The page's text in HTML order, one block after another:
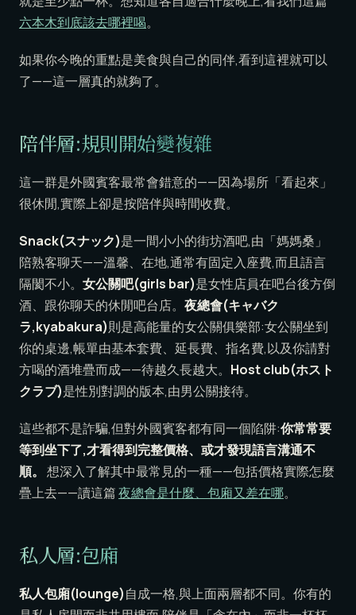
六本木到底該去哪裡喝。
如果你今晚的重點是美食與自己的同伴,看到這裡就可以
了——這一層真的就夠了。
陪伴層:規則開始變複雜
這一群是外國賓客最常會錯意的——因為場所「看起來」
很休閒,實際上卻是按陪伴與時間收費。
Snack(スナック)是一間小小的街坊酒吧,由「媽媽桑」
陪熟客聊天——溫馨、在地,通常有固定入座費,而且語言
隔閡不小。 女公關吧(girls bar)是女性店員在吧台後方倒
酒、跟你聊天的休閒吧台店。 夜總會(キャバク
ラ,kyabakura)則是高能量的女公關俱樂部:女公關坐到
你的桌邊,帳單由基本套費、延長費、指名費,以及你請對
方喝的酒堆疊而成——待越久長越大。 Host club(ホスト
クラブ)是性別對調的版本,由男公關接待。
這些都不是詐騙,但對外國賓客都有同一個陷阱:你常常要
等到坐下了,才看得到完整價格、或才發現語言溝通不
順。 想深入了解其中最常見的一種——包括價格實際怎麼
疊上去——讀這篇夜總會是什麼、包廂又差在哪。
私人層:包廂
私人包廂(lounge)自成一格,與上面兩層都不同。你有的